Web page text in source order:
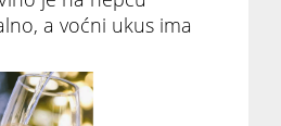
a voćni ukus ima